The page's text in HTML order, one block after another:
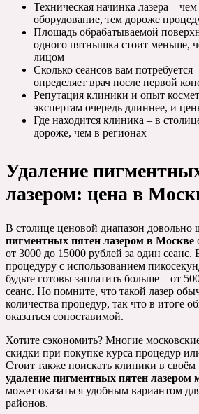
Техническая начинка лазера –
оборудование, тем дороже
Площадь обрабатываемой
одного пятнышка стоит меньше,
лицом
Сколько сеансов вам потребуется
определяет врач после первой
Репутация клиники и опыт
экспертам очередь длиннее, и
Где находится клиника – в
дороже, чем в регионах
Удаление
лазером: цена в
В столице ценовой диапазон довольно
пигментных пятен лазером в Москве
от 3000 до 15000 рублей за один
процедуру с использованием
будьте готовы заплатить больше – от
сеанс. Но помните, что такой лазер
количества процедур, так что в итоге
оказаться сопоставимой.
Хотите сэкономить? Многие
скидки при покупке курса процедур
Стоит также поискать клиники в
удаление пигментных пятен лазером
может оказаться удобным вариантом
районов.